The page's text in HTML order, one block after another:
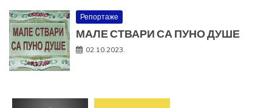
Репортаже
МАЛЕ СТВАРИ СА ПУНО ДУШЕ
02.10.2023.